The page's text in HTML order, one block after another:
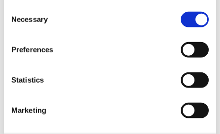
Necessary
Preferences
Statistics
Marketing
結算
信用卡
Master信用卡